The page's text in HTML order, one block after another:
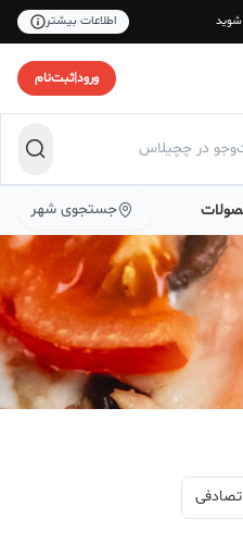
شوید اطلاعات بیشتر
ورود|ثبت‌نام
جستجوی شهر
تصادفی